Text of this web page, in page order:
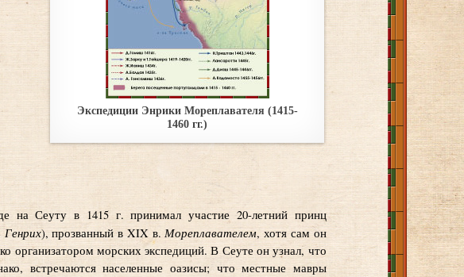
Экспедиции Энрики Мореплавателя (1415-
1460 гг.)
на Сеуту в 1415 г. принимал участие 20-летний принц
Генрих), прозванный в XIX в.Мореплавателем, хотя сам он
организатором морских экспедиций. В Сеуте он узнал, что
встречаются населенные оазисы; что местные мавры